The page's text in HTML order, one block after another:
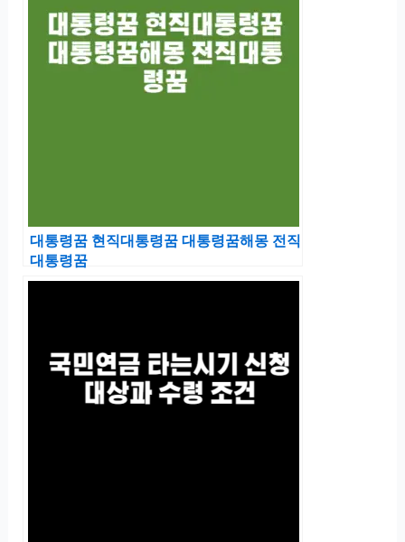
대통령꿈 현직대통령꿈 대통령꿈해몽 전직
대통령꿈